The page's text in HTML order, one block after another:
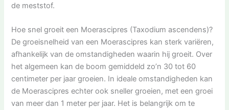
de meststof.
Hoe snel groeit een Moerascipres (Taxodium ascendens)?
De groeisnelheid van een Moerascipres kan sterk variëren,
afhankelijk van de omstandigheden waarin hij groeit. Over
het algemeen kan de boom gemiddeld zo’n 30 tot 60
centimeter per jaar groeien. In ideale omstandigheden kan
de Moerascipres echter ook sneller groeien, met een groei
van meer dan 1 meter per jaar. Het is belangrijk om te